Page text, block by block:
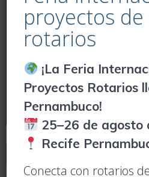
proyectos
rotarios
¡La Feria
Proyectos Rotarios
Pernambuco!
25–26 de agosto
Recife
Conecta con rotarios